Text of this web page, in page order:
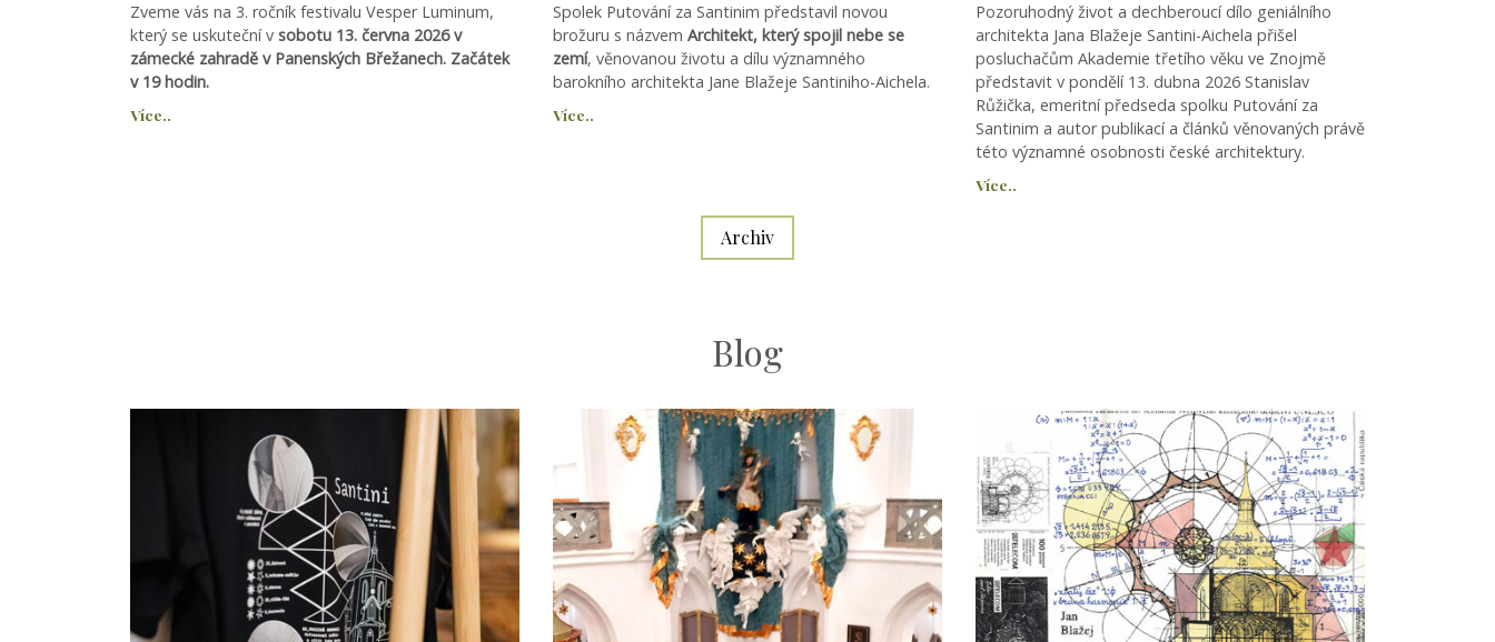
Zveme vás na 3. ročník festivalu Vesper Luminum,
který se uskuteční v sobotu 13. června 2026 v
zámecké zahradě v Panenských Břežanech. Začátek
v 19 hodin.
Více..
Spolek Putování za Santinim představil novou
brožuru s názvem Architekt, který spojil nebe se
zemí, věnovanou životu a dílu významného
barokního architekta Jane Blažeje Santiniho-Aichela.
Více..
Pozoruhodný život a dechberoucí dílo geniálního
architekta Jana Blažeje Santini-Aichela přišel
posluchačům Akademie třetího věku ve Znojmě
představit v pondělí 13. dubna 2026 Stanislav
Růžička, emeritní předseda spolku Putování za
Santinim a autor publikací a článků věnovaných právě
této významné osobnosti české architektury.
Více..
Archiv
Blog